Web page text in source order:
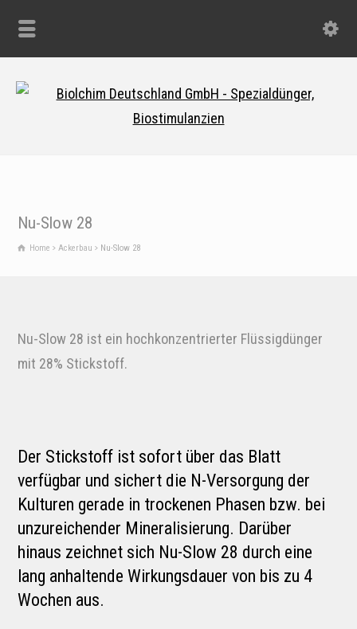
Nu-Slow 28
Home Ackerbau Nu-Slow 28
Nu-Slow 28 ist ein hochkonzentrierter Flüssigdünger
mit 28% Stickstoff.
Der Stickstoff ist sofort über das Blatt
verfügbar und sichert die N-Versorgung der
Kulturen gerade in trockenen Phasen bzw. bei
unzureichender Mineralisierung. Darüber
hinaus zeichnet sich Nu-Slow 28 durch eine
lang anhaltende Wirkungsdauer von bis zu 4
Wochen aus.